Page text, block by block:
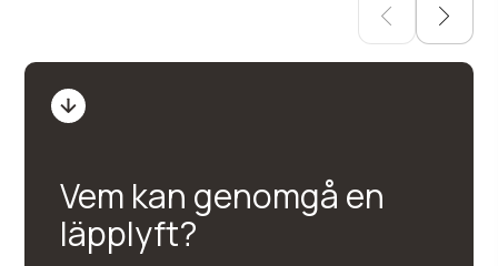
Vem kan genomgå en
läpplyft?